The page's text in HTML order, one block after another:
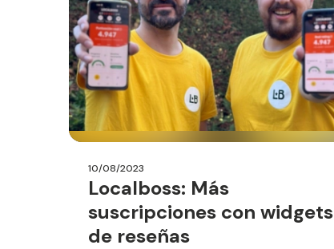
10/08/2023
Localboss: Más
suscripciones con widgets
de reseñas